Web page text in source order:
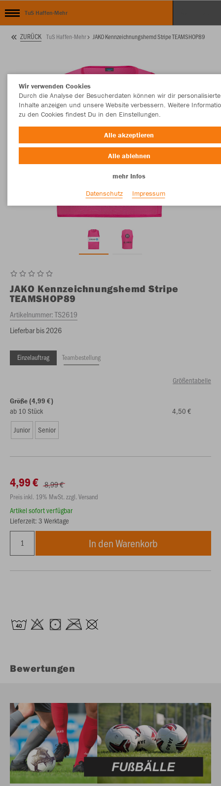
TuS Haffen-Mehr
ZURÜCK TuS Haffen-Mehr JAKO Kennzeichnungshemd Stripe TEAMSHOP89
JAKO Kennzeichnungshemd Stripe
TEAMSHOP89
Artikelnummer:TS2619
Lieferbar bis 2026
Einzelauftrag Teambestellung
Größentabelle
Größe (4,99 €)
ab 10 Stück
4,50 €
Junior
Senior
4,99 € 8,99 €
Preis inkl. 19% MwSt. zzgl. Versand
Artikel sofort verfügbar
Lieferzeit: 3 Werktage
In den Warenkorb
Bewertungen
Wir verwenden Cookies
Durch die Analyse der Besucherdaten können wir dir personalisierte
Inhalte anzeigen und unsere Website verbessern. Weitere
zu den Cookies findest Du in den Einstellungen.
Alle akzeptieren
Alle ablehnen
mehr Infos
Datenschutz
Impressum